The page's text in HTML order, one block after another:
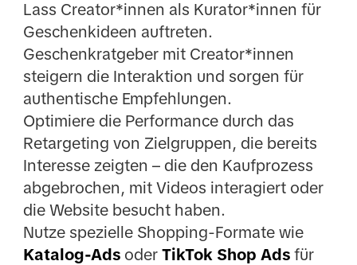
Lass Creator*innen als Kurator*innen für
Geschenkideen auftreten.
Geschenkratgeber mit Creator*innen
steigern die Interaktion und sorgen für
authentische Empfehlungen.
Optimiere die Performance durch das
Retargeting von Zielgruppen, die bereits
Interesse zeigten – die den Kaufprozess
abgebrochen, mit Videos interagiert oder
die Website besucht haben.
Nutze spezielle Shopping-Formate wie
Katalog-Adsoder TikTok Shop Adsfür